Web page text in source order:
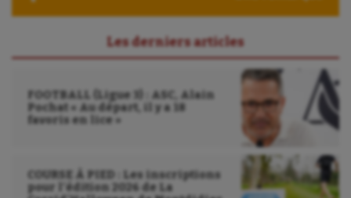
Les derniers articles
FOOTBALL (Ligue 3) : ASC, Alain
Pochat « Au départ, il y a 18
favoris en lice »
COURSE À PIED : Les inscriptions
pour l’édition 2026 de La